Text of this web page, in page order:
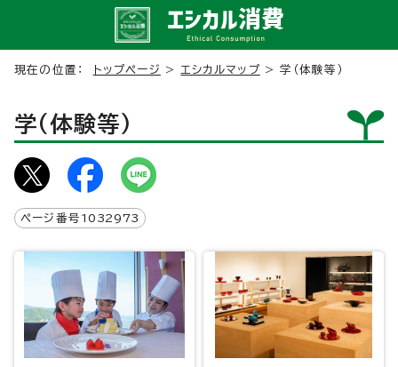
現在の位置： トップページ > エシカルマップ > 学（体験等）
学（体験等）
ページ番号 1032973